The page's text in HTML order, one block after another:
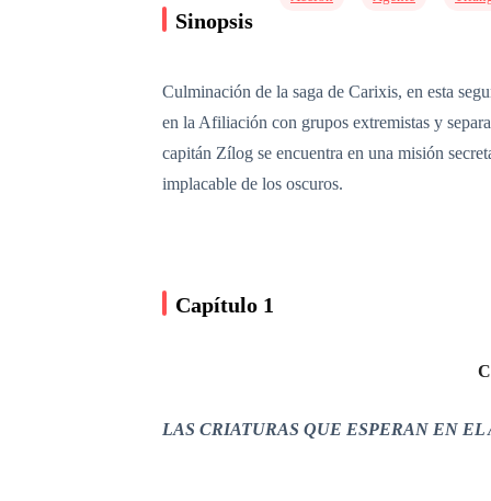
Sinopsis
Culminación de la saga de Carixis, en esta
en la Afiliación con grupos extremistas y
capitán Zílog se encuentra en una misión
implacable de los oscuros.
Capítulo 1
LAS CRIATURAS QUE ESPERAN EN EL